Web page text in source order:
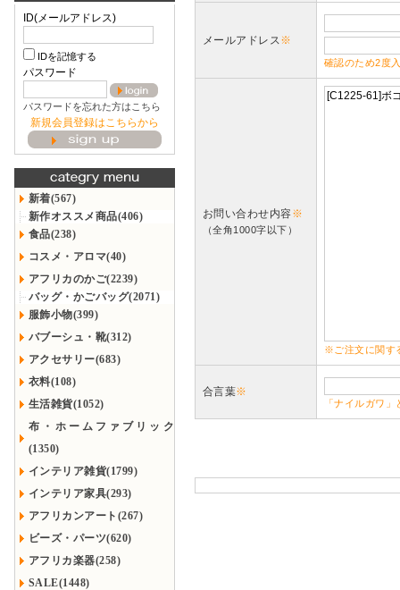
ID(メールアドレス)
IDを記憶する
パスワード
パスワードを忘れた方はこちら
新規会員登録はこちらから
新着(567)
新作オススメ商品(406)
食品(238)
コスメ・アロマ(40)
アフリカのかご(2239)
バッグ・かごバッグ(2071)
服飾小物(399)
バブーシュ・靴(312)
アクセサリー(683)
衣料(108)
生活雑貨(1052)
布・ホームファブリック
(1350)
インテリア雑貨(1799)
インテリア家具(293)
アフリカンアート(267)
ビーズ・パーツ(620)
アフリカ楽器(258)
SALE(1448)
メールアドレス※
確認のため2度
お問い合わせ内容※
（全角1000字以下）
※ご注文に関す
合言葉※
「ナイルガワ